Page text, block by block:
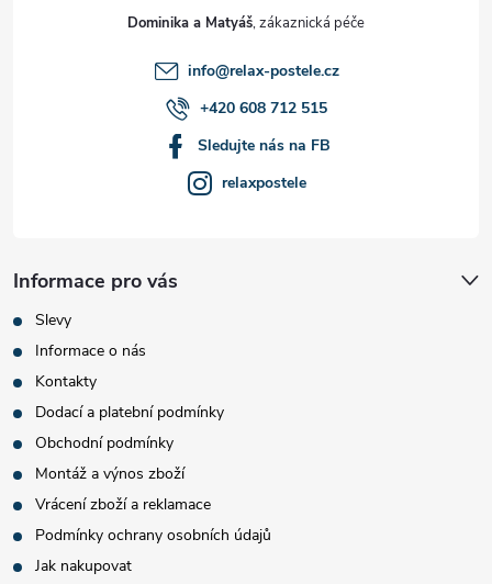
Dominika a Matyáš
info@relax-postele.cz
+420 608 712 515
Sledujte nás na FB
relaxpostele
Informace pro vás
Slevy
Informace o nás
Kontakty
Dodací a platební podmínky
Obchodní podmínky
Montáž a výnos zboží
Vrácení zboží a reklamace
Podmínky ochrany osobních údajů
Jak nakupovat